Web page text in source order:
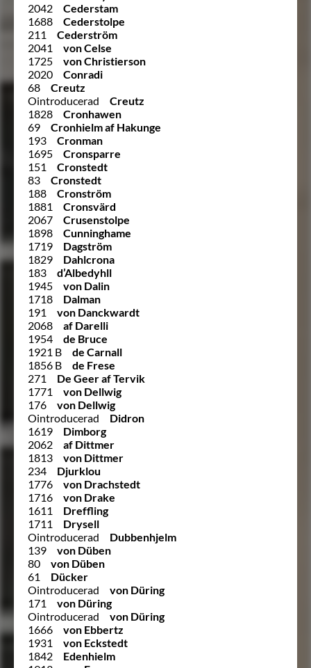
2042
Cederstam
1688
Cederstolpe
211
Cederström
2041
von Celse
1725
von Christierson
2020
Conradi
68
Creutz
Ointroducerad
Creutz
1828
Cronhawen
69
Cronhielm af Hakunge
193
Cronman
1695
Cronsparre
151
Cronstedt
83
Cronstedt
188
Cronström
1881
Cronsvärd
2067
Crusenstolpe
1898
Cunninghame
1719
Dagström
1829
Dahlcrona
183
d’Albedyhll
1945
von Dalin
1718
Dalman
191
von Danckwardt
2068
af Darelli
1954
de Bruce
1921 B
de Carnall
1856 B
de Frese
271
De Geer af Tervik
1771
von Dellwig
176
von Dellwig
Ointroducerad
Didron
1619
Dimborg
2062
af Dittmer
1813
von Dittmer
234
Djurklou
1776
von Drachstedt
1716
von Drake
1611
Dreffling
1711
Drysell
Ointroducerad
Dubbenhjelm
139
von Düben
80
von Düben
61
Dücker
Ointroducerad
von Düring
171
von Düring
Ointroducerad
von Düring
1666
von Ebbertz
1931
von Eckstedt
1842
Edenhielm